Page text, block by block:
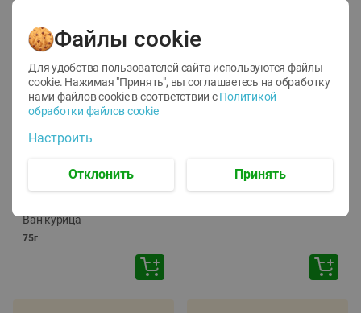
12
1.05 руб./
руб./шт
Корм влаж. для кош. с
Ван курица
75г
ТОФУ Vegetus ТВЕРДЫЙ
Файлы cookie
Для удобства пользователей сайта используются файлы
cookie. Нажимая "Принять", вы соглашаетесь на обработку
нами файлов cookie в соответствии с Политикой
обработки файлов cookie
Настроить
Отклонить Принять